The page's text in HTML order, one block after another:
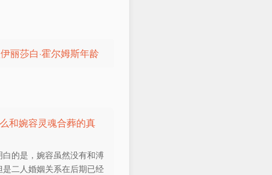
丽莎白·霍尔姆斯年龄
和婉容灵魂合葬的真
白的是，婉容虽然没有和溥
是二人婚姻关系在后期已经